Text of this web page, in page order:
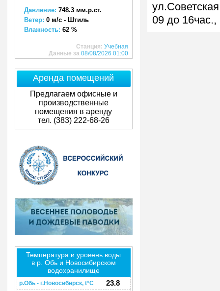
Давление: 748.3 мм.р.ст.
Ветер: 0 м/с - Штиль
Влажность: 62 %
Станция: Учебная
Данные за 08/08/2026 01:00
Аренда помещений
Предлагаем офисные и
производственные
помещения в аренду
тел. (383) 222-68-26
Температура и уровень воды
в р. Обь и Новосибирском
водохранилище
р.Обь - г.Новосибирск, t°C 23.8
09 до